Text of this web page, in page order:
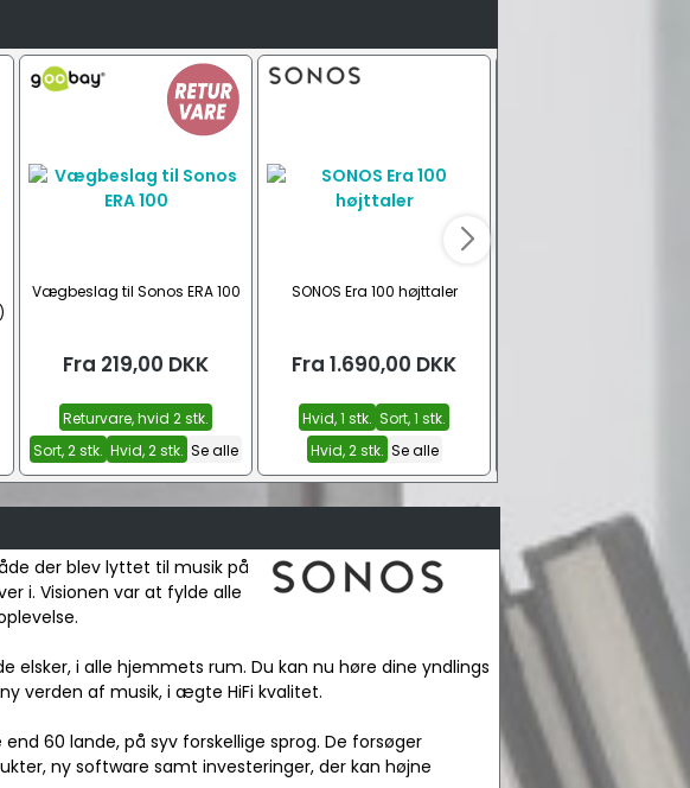
Vægbeslag til Sonos ERA 100
Fra 219,00 DKK
Returvare, hvid 2 stk.
Sort, 2 stk. Hvid, 2 stk. Se alle
SONOS Era 100 højttaler
Fra 1.690,00 DKK
Hvid, 1 stk. Sort, 1 stk.
Hvid, 2 stk. Se alle
der blev lyttet til musik på
i. Visionen var at fylde alle
i alle hjemmets rum. Du kan nu høre dine yndlings
verden af musik, i ægte HiFi kvalitet.
60 lande, på syv forskellige sprog. De forsøger
ny software samt investeringer, der kan højne